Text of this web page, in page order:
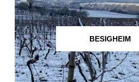
BESIGHEIM